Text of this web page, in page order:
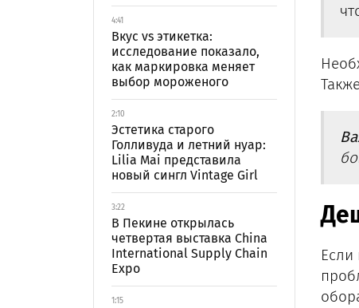
4:41
Вкус vs этикетка:
исследование показало,
как маркировка меняет
выбор мороженого
2:10
Эстетика старого
Голливуда и летний нуар:
Lilia Mai представила
новый сингл Vintage Girl
3:22
В Пекине открылась
четвертая выставка China
International Supply Chain
Expo
1:15
Если